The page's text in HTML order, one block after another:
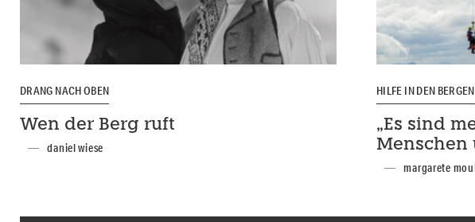
DRANG NACH OBEN
Wen der Berg ruft
daniel wiese
HILFE IN DEN BERGEN
„Es sind
Menschen
margarete